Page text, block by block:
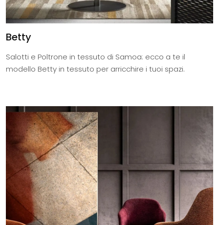
Betty
Salotti e Poltrone in tessuto di Samoa: ecco a te il
modello Betty in tessuto per arricchire i tuoi spazi.